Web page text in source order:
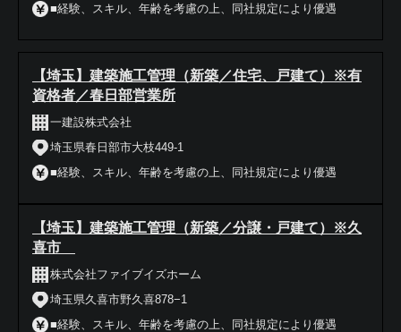
■経験、スキル、年齢を考慮の上、同社規定により優遇
【埼玉】建築施工管理（新築／住宅、戸建て）※有
資格者／春日部営業所
一建設株式会社
埼玉県春日部市大枝449-1
■経験、スキル、年齢を考慮の上、同社規定により優遇
【埼玉】建築施工管理（新築／分譲・戸建て）※久
喜市
株式会社ファイブイズホーム
埼玉県久喜市野久喜878−1
■経験、スキル、年齢を考慮の上、同社規定により優遇